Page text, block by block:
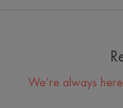
We’re always